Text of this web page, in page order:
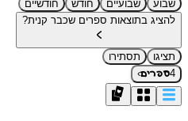
שבוע שבועיים חודש
חודשיים
להציג בתוצאות ספרים שכבר קנית?
תציגו
תסתירו
4ספרים›